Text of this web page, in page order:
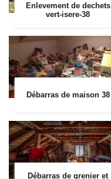
Enlevement de dechets
vert-isere-38
Débarras de maison 38
Débarras de grenier et